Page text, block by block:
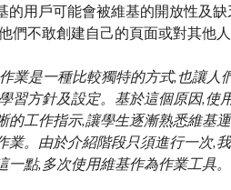
的用戶可能會被維基的開放性及
們不敢創建自己的頁面或對其他
業是一種比較獨特的方式,也讓人
習方針及設定。基於這個原因,使
的工作指示,讓學生逐漸熟悉維基
業。由於介紹階段只須進行一次,
一點,多次使用維基作為作業工具。